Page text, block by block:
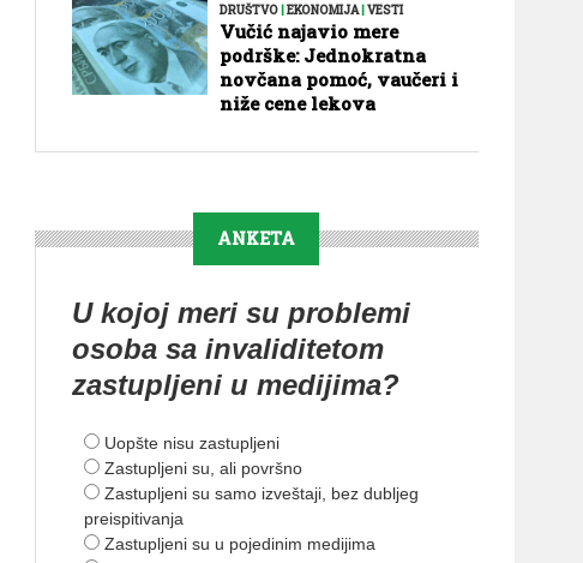
DRUŠTVO|EKONOMIJA|VESTI
Vučić najavio mere
podrške: Jednokratna
novčana pomoć, vaučeri i
niže cene lekova
ANKETA
U kojoj meri su problemi
osoba sa invaliditetom
zastupljeni u medijima?
Uopšte nisu zastupljeni
Zastupljeni su, ali površno
Zastupljeni su samo izveštaji, bez dubljeg
preispitivanja
Zastupljeni su u pojedinim medijima